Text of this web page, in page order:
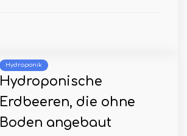
Hydroponik
Hydroponische
Erdbeeren, die ohne
Boden angebaut